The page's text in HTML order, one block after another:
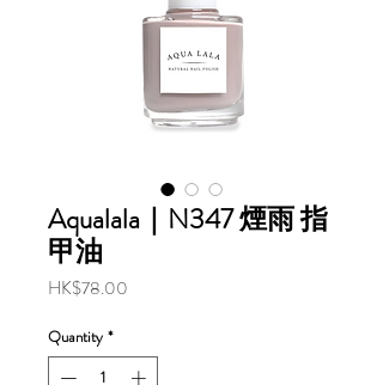
Aqualala｜N347 煙雨 指
甲油
HK$78.00
Quantity *